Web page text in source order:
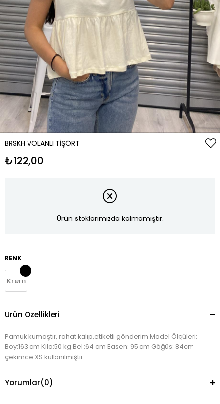
BRSKH VOLANLI TIŞÖRT
₺122,00
Ürün stoklarımızda kalmamıştır.
RENK
Krem
Ürün Özellikleri
Pamuk kumaştır, rahat kalıp,etiketli gönderim Model Ölçüleri:
Boy:163 cm Kilo:50 kg Bel :64 cm Basen: 95 cm Göğüs: 84cm
çekimde XS kullanılmıştır.
Yorumlar(0)